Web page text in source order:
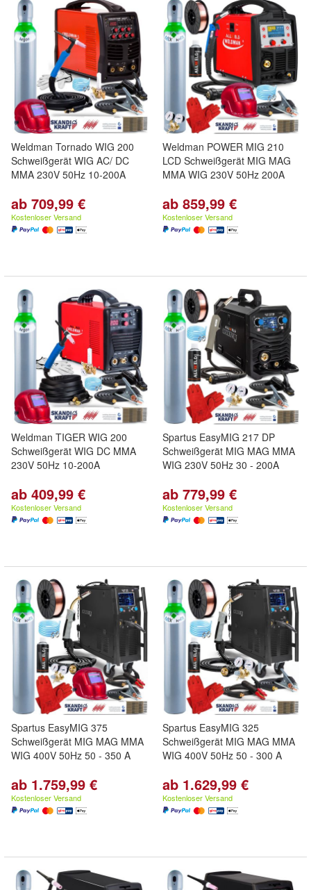
Weldman Tornado WIG 200
Schweißgerät WIG AC/ DC
MMA 230V 50Hz 10-200A
ab 709,99 €
Kostenloser Versand
Weldman POWER MIG 210
LCD Schweißgerät MIG MAG
MMA WIG 230V 50Hz 200A
ab 859,99 €
Kostenloser Versand
Weldman TIGER WIG 200
Schweißgerät WIG DC MMA
230V 50Hz 10-200A
ab 409,99 €
Kostenloser Versand
Spartus EasyMIG 217 DP
Schweißgerät MIG MAG MMA
WIG 230V 50Hz 30 - 200A
ab 779,99 €
Kostenloser Versand
Spartus EasyMIG 375
Schweißgerät MIG MAG MMA
WIG 400V 50Hz 50 - 350 A
ab 1.759,99 €
Kostenloser Versand
Spartus EasyMIG 325
Schweißgerät MIG MAG MMA
WIG 400V 50Hz 50 - 300 A
ab 1.629,99 €
Kostenloser Versand